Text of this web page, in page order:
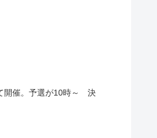
開催。予選が10時～ 決